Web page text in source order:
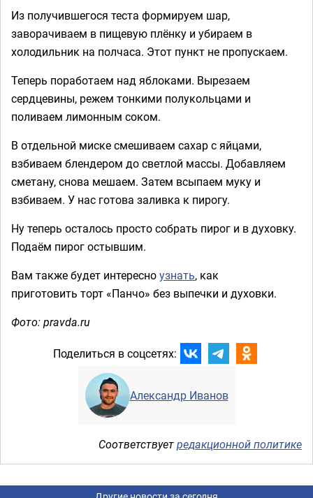
Из получившегося теста формируем шар,
заворачиваем в пищевую плёнку и убираем в
холодильник на полчаса. Этот пункт не пропускаем.
Теперь поработаем над яблоками. Вырезаем
сердцевины, режем тонкими полукольцами и
поливаем лимонным соком.
В отдельной миске смешиваем сахар с яйцами,
взбиваем блендером до светлой массы. Добавляем
сметану, снова мешаем. Затем всыпаем муку и
взбиваем. У нас готова заливка к пирогу.
Ну теперь осталось просто собрать пирог и в духовку.
Подаём пирог остывшим.
Вам также будет интересноузнать, как
приготовить торт «Панчо» без выпечки и духовки.
Фото: pravda.ru
Поделиться в соцсетях:
Александр Иванов
Соответствуетредакционной политике